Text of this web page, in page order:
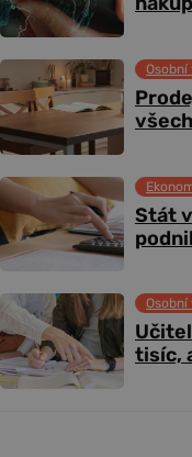
Osobní
Stát
tisíc,
Osobní